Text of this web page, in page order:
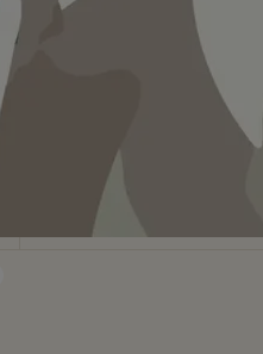
Leicht
SCHWIERIGKEIT